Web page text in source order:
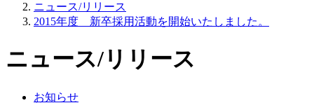
ニュース/リリース
2015年度 新卒採用活動を開始いたしました。
ニュース/リリース
お知らせ